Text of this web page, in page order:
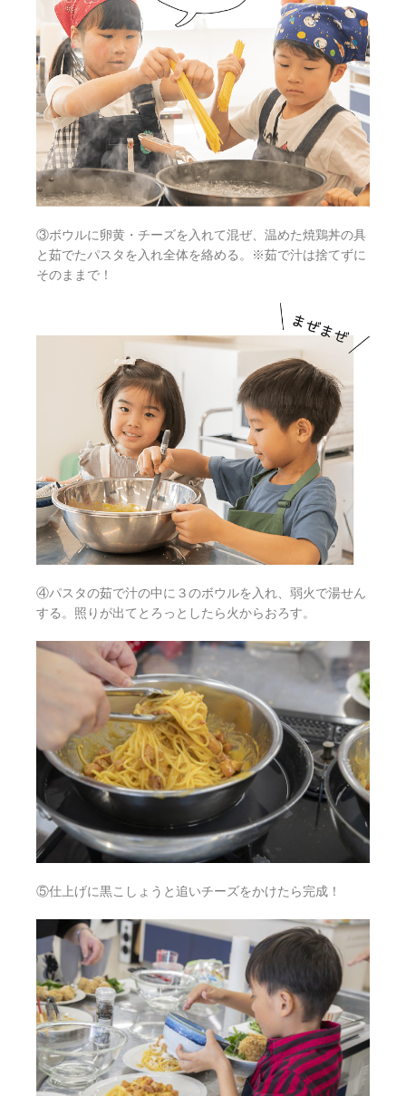
③ボウルに卵黄・チーズを入れて混ぜ、温めた焼鶏丼の具
と茹でたパスタを入れ全体を絡める。※茹で汁は捨てずに
そのままで！
④パスタの茹で汁の中に３のボウルを入れ、弱火で湯せん
する。照りが出てとろっとしたら火からおろす。
⑤仕上げに黒こしょうと追いチーズをかけたら完成！